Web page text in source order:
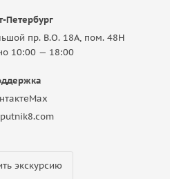
Петербург
пр. В.О. 18A, пом. 48Н
10:00 — 18:00
Max
экскурсию